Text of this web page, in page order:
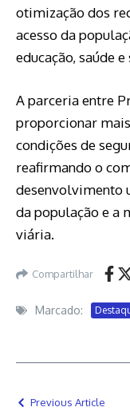
otimização dos
acesso da
educação, saúde e
A parceria entre
proporcionar
condições de
reafirmando o
desenvolvimento
da população e a
viária.
Compartilhar
Marcado:
Previous Article